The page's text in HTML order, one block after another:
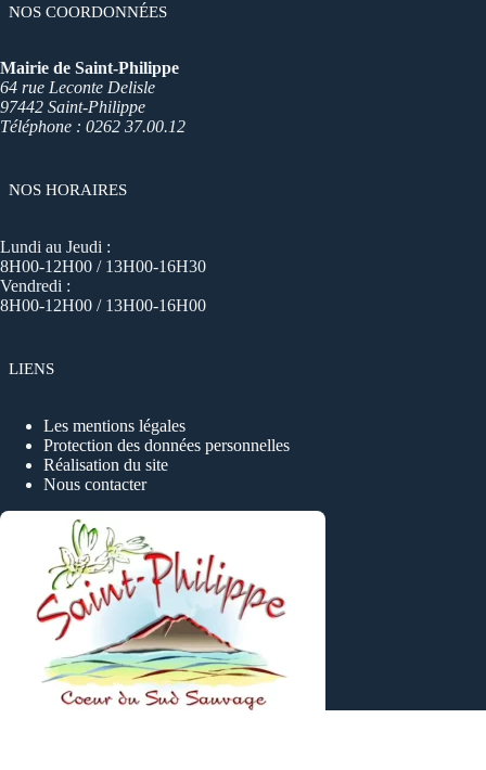
NOS COORDONNÉES
Mairie de Saint-Philippe
64 rue Leconte Delisle
97442 Saint-Philippe
Téléphone : 0262 37.00.12
NOS HORAIRES
Lundi au Jeudi :
8H00-12H00 / 13H00-16H30
Vendredi :
8H00-12H00 / 13H00-16H00
LIENS
Les mentions légales
Protection des données personnelles
Réalisation du site
Nous contacter